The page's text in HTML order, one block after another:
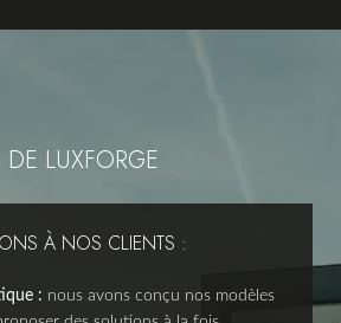
LUXFORGE
À NOS CLIENTS :
: nous avons conçu nos modèles